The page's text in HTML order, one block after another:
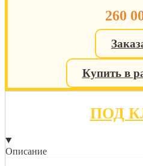
260
Купить в
ПОД
Описание